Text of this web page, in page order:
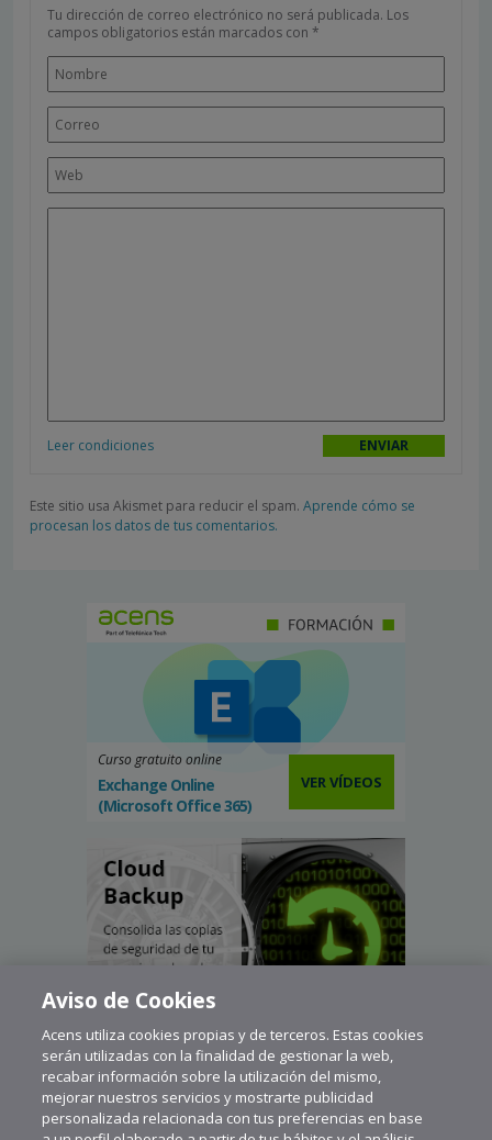
Tu dirección de correo electrónico no será publicada. Los
campos obligatorios están marcados con *
Leer condiciones
Este sitio usa Akismet para reducir el spam. Aprende cómo se
procesan los datos de tus comentarios.
Curso gratuito online
Exchange Online
(Microsoft Office 365)
VER VÍDEOS
Aviso de Cookies
Acens utiliza cookies propias y de terceros. Estas cookies
serán utilizadas con la finalidad de gestionar la web,
recabar información sobre la utilización del mismo,
mejorar nuestros servicios y mostrarte publicidad
personalizada relacionada con tus preferencias en base